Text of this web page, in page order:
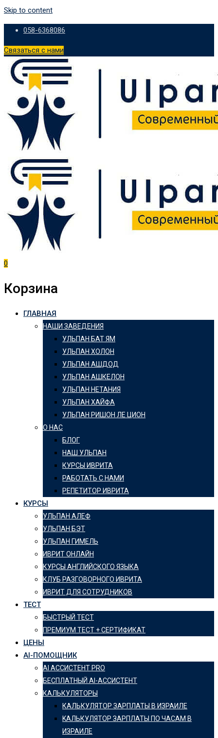
Skip to content
058-6368086
Связаться с нами
0
Корзина
ГЛАВНАЯ
НАШИ ЗАВЕДЕНИЯ
УЛЬПАН БАТ ЯМ
УЛЬПАН ХОЛОН
УЛЬПАН АШДОД
УЛЬПАН АШКЕЛОН
УЛЬПАН НЕТАНИЯ
УЛЬПАН ХАЙФА
УЛЬПАН РИШОН ЛЕ ЦИОН
О НАС
БЛОГ
НАШ УЛЬПАН
КУРСЫ ИВРИТА
РАБОТАТЬ С НАМИ
РЕПЕТИТОР ИВРИТА
КУРСЫ
УЛЬПАН АЛЕФ
УЛЬПАН БЭТ
УЛЬПАН ГИМЕЛЬ
ИВРИТ ОНЛАЙН
КУРСЫ АНГЛИЙСКОГО ЯЗЫКА
КЛУБ РАЗГОВОРНОГО ИВРИТА
ИВРИТ ДЛЯ СОТРУДНИКОВ
ТЕСТ
БЫСТРЫЙ ТЕСТ
ПРЕМИУМ ТЕСТ + СЕРТИФИКАТ
ЦЕНЫ
AI-ПОМОЩНИК
AI АССИСТЕНТ PRO
БЕСПЛАТНЫЙ AI-АССИСТЕНТ
КАЛЬКУЛЯТОРЫ
КАЛЬКУЛЯТОР ЗАРПЛАТЫ В ИЗРАИЛЕ
KАЛЬКУЛЯТОР ЗАРПЛАТЫ ПО ЧАСАМ В
ИЗРАИЛЕ